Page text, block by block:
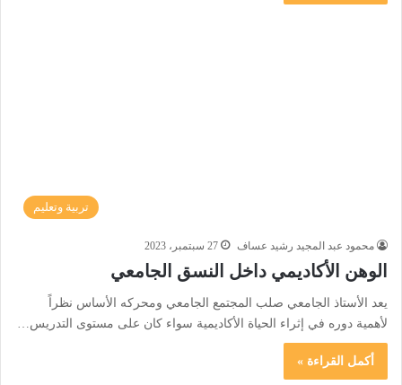
تربية وتعليم
محمود عبد المجيد رشيد عساف 27 سبتمبر، 2023
الوهن الأكاديمي داخل النسق الجامعي
يعد الأستاذ الجامعي صلب المجتمع الجامعي ومحركه الأساس نظراً
لأهمية دوره في إثراء الحياة الأكاديمية سواء كان على مستوى التدريس…
أكمل القراءة »